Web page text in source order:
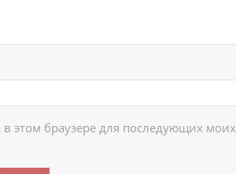
этом браузере для последующих моих